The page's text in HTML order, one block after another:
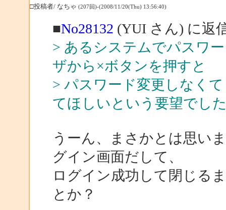
□投稿者/ なちゃ (207回)-(2008/11/20(Thu) 13:56:40)
■No28132 (YUI さん) に返
> あるシステムでパスワ
ザから×ボタンを押すと
> パスワード変更しなく
てほしいという要望でし
うーん、まさかとは思い
グイン画面だして、
ログイン成功して閉じる
とか？